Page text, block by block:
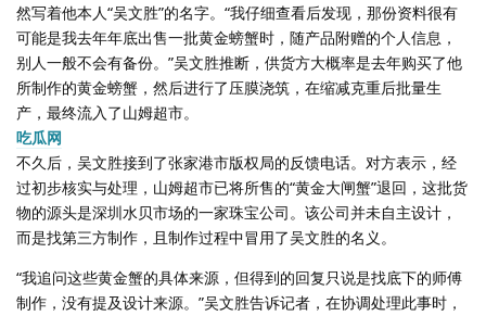
然写着他本人“吴文胜”的名字。“我仔细查看后发现，那份资料很有
可能是我去年年底出售一批黄金螃蟹时，随产品附赠的个人信息，
别人一般不会有备份。”吴文胜推断，供货方大概率是去年购买了他
所制作的黄金螃蟹，然后进行了压膜浇筑，在缩减克重后批量生
产，最终流入了山姆超市。
吃瓜网
不久后，吴文胜接到了张家港市版权局的反馈电话。对方表示，经
过初步核实与处理，山姆超市已将所售的“黄金大闸蟹”退回，这批货
物的源头是深圳水贝市场的一家珠宝公司。该公司并未自主设计，
而是找第三方制作，且制作过程中冒用了吴文胜的名义。
“我追问这些黄金蟹的具体来源，但得到的回复只说是找底下的师傅
制作，没有提及设计来源。”吴文胜告诉记者，在协调处理此事时，